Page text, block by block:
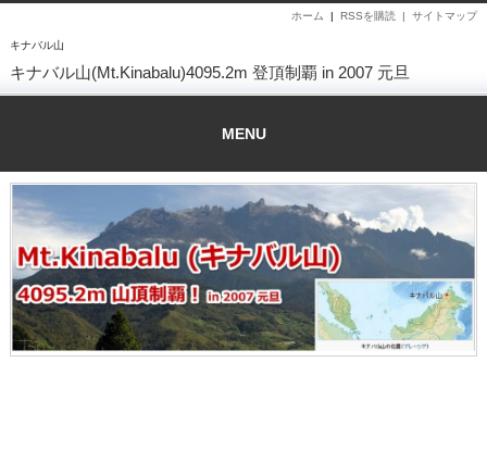
キナバル山
サイトマップ
RSSを購読 |
ホーム |
キナバル山(Mt.Kinabalu)4095.2m 登頂制覇 in 2007 元旦
MENU